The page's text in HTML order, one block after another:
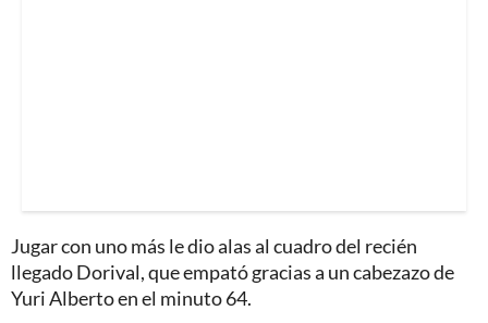
Jugar con uno más le dio alas al cuadro del recién
llegado Dorival, que empató gracias a un cabezazo de
Yuri Alberto en el minuto 64.